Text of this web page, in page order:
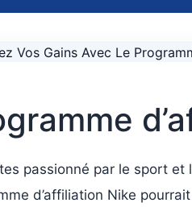
passionné par le sport
d’affiliation Nike